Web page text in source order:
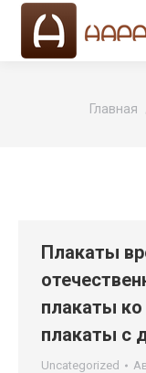
Вы
Главная
Плакаты
плакаты
плакаты с
Uncategorized